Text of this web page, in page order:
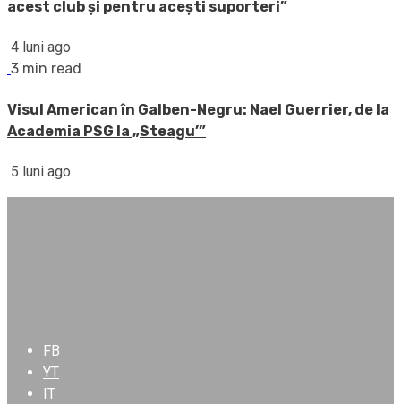
acest club și pentru acești suporteri”
4 luni ago
3 min read
Visul American în Galben-Negru: Nael Guerrier, de la
Academia PSG la „Steagu’”
5 luni ago
FB
YT
IT